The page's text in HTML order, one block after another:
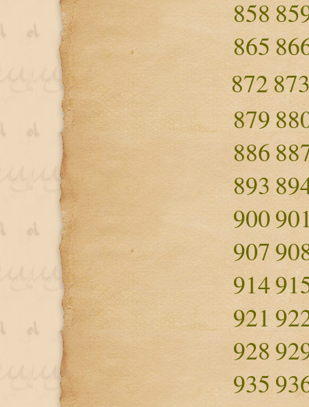
858
865
872
879
886
893
900
907
914
921
928
935